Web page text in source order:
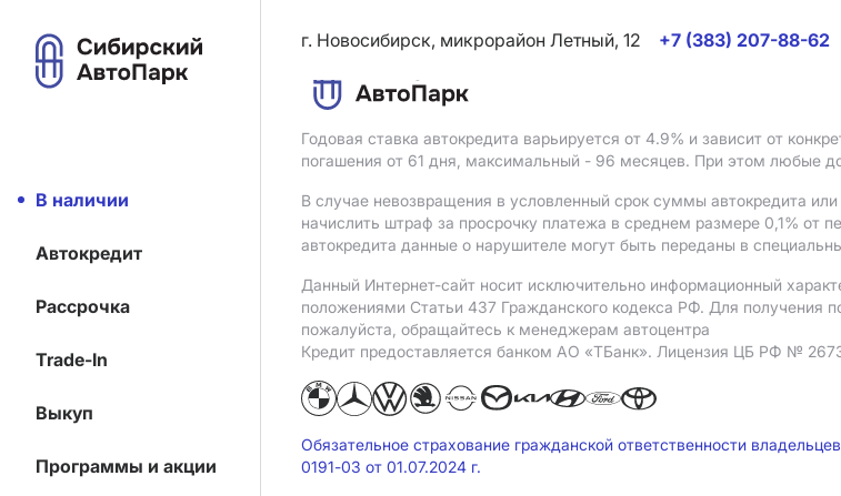
В наличии
Автокредит
Рассрочка
Trade-In
Выкуп
Программы и акции
г. Новосибирск, микрорайон Летный, 12
+7 (383) 207-88-62
Годовая ставка автокредита варьируется от 4.9% и зависит от
погашения от 61 дня, максимальный - 96 месяцев. При этом любые
В случае невозвращения в условленный срок суммы автокредита
начислить штраф за просрочку платежа в среднем размере 0,1% от
автокредита данные о нарушителе могут быть переданы в
Данный Интернет-сайт носит исключительно информационный
положениями Статьи 437 Гражданского кодекса РФ. Для получения
пожалуйста, обращайтесь к менеджерам автоцентра
Кредит предоставляется банком АO «ТБанк». Лицензия ЦБ РФ №
Обязательное страхование гражданской ответственности
0191-03 от 01.07.2024 г.